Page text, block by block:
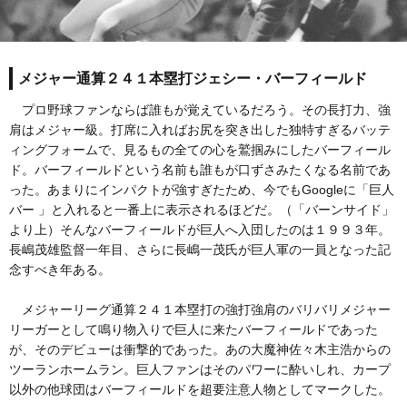
メジャー通算２４１本塁打ジェシー・バーフィールド
プロ野球ファンならば誰もが覚えているだろう。その長打力、強
肩はメジャー級。打席に入ればお尻を突き出した独特すぎるバッテ
ィングフォームで、見るもの全ての心を鷲掴みにしたバーフィール
ド。バーフィールドという名前も誰もが口ずさみたくなる名前であ
った。あまりにインパクトが強すぎたため、今でもGoogleに「巨人
バー 」と入れると一番上に表示されるほどだ。（「バーンサイド」
より上）そんなバーフィールドが巨人へ入団したのは１９９３年。
長嶋茂雄監督一年目、さらに長嶋一茂氏が巨人軍の一員となった記
念すべき年ある。
メジャーリーグ通算２４１本塁打の強打強肩のバリバリメジャー
リーガーとして鳴り物入りで巨人に来たバーフィールドであった
が、そのデビューは衝撃的であった。あの大魔神佐々木主浩からの
ツーランホームラン。巨人ファンはそのパワーに酔いしれ、カープ
以外の他球団はバーフィールドを超要注意人物としてマークした。